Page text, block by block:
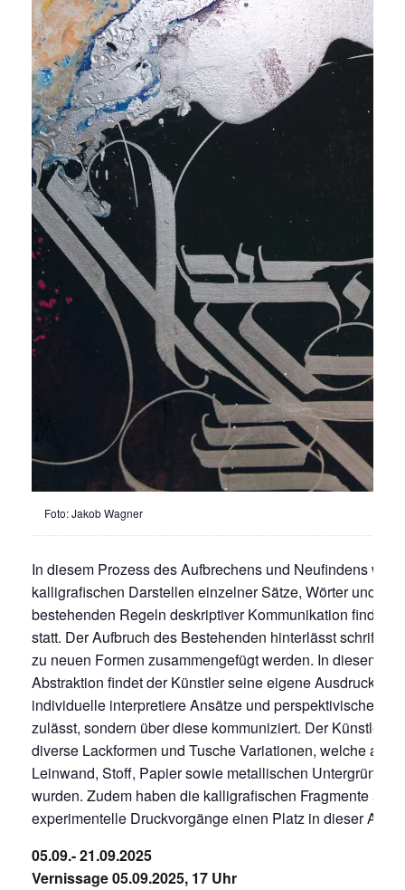
Foto: Jakob Wagner
In diesem Prozess des Aufbrechens und Neufindens
kalligrafischen Darstellen einzelner Sätze, Wörter und
bestehenden Regeln deskriptiver Kommunikation finden
statt. Der Aufbruch des Bestehenden hinterlässt
zu neuen Formen zusammengefügt werden. In diesem
Abstraktion findet der Künstler seine eigene
individuelle interpretiere Ansätze und perspektivische
zulässt, sondern über diese kommuniziert. Der Künstler
diverse Lackformen und Tusche Variationen, welche auf
Leinwand, Stoff, Papier sowie metallischen
wurden. Zudem haben die kalligrafischen Fragmente
experimentelle Druckvorgänge einen Platz in dieser
05.09.- 21.09.2025
Vernissage 05.09.2025, 17 Uhr